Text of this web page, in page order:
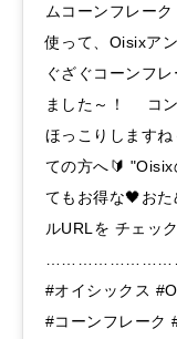
ムコーンフレー
使って、Oisixア
ぐざぐコーンフ
ました～！ ⠀ コ
ほっこりします
ての方へ🔰 "Oisix
てもお得な🖤お
ルURLを チェッ
#オイシックス
#コーンフレーク